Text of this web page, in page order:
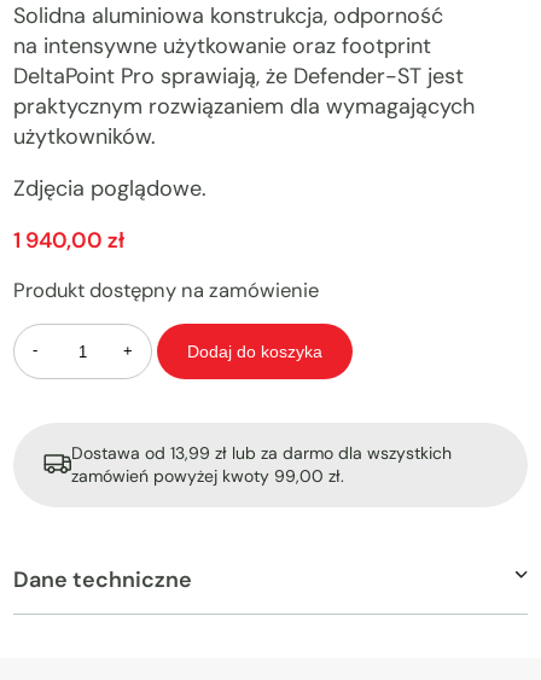
Solidna aluminiowa konstrukcja, odporność
na intensywne użytkowanie oraz footprint
DeltaPoint Pro sprawiają, że Defender-ST jest
praktycznym rozwiązaniem dla wymagających
użytkowników.
Zdjęcia poglądowe.
1 940,00zł
Produkt dostępny na zamówienie
Ilość Dodaj do koszyka
Dostawa od 13,99 zł lub za darmo dla wszystkich
zamówień powyżej kwoty 99,00 zł.
Dane techniczne